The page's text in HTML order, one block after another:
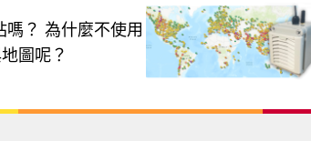
？ 為什麼不使用
圖呢？